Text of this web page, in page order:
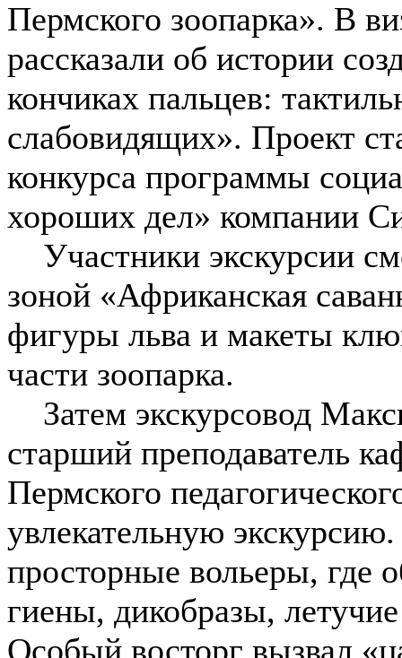
Пермского зоопарка». В
рассказали об истории
кончиках пальцев:
слабовидящих». Проект
конкурса программы
хороших дел» компании
Участники экскурсии
зоной «Африканская
фигуры льва и макеты
части зоопарка.
Затем экскурсовод
старший преподаватель
Пермского
увлекательную
просторные вольеры, где
гиены, дикобразы,
Особый восторг вызвал